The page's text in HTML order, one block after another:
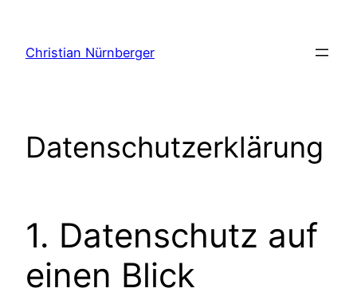
springen
Christian Nürnberger
Datenschutzerklärung
1. Datenschutz auf
einen Blick